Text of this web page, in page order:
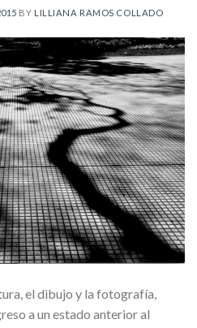
BY LILLIANA RAMOS COLLADO
el dibujo y la fotografía,
a un estado anterior al